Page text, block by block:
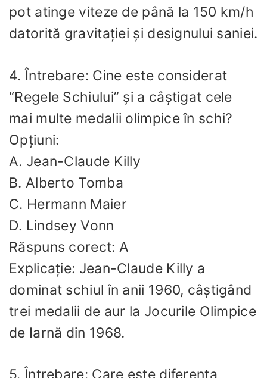
pot atinge viteze de până la 150 km/h
datorită gravitației și designului saniei.
4. Întrebare: Cine este considerat
“Regele Schiului” și a câștigat cele
mai multe medalii olimpice în schi?
Opțiuni:
A. Jean-Claude Killy
B. Alberto Tomba
C. Hermann Maier
D. Lindsey Vonn
Răspuns corect: A
Explicație: Jean-Claude Killy a
dominat schiul în anii 1960, câștigând
trei medalii de aur la Jocurile Olimpice
de Iarnă din 1968.